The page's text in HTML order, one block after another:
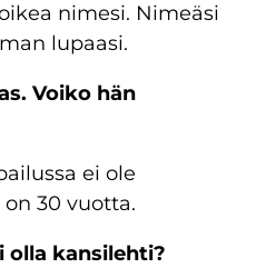
nimesi. Nimeäsi
lupaasi.
Voiko hän
ei ole
on 30 vuotta.
olla kansilehti?